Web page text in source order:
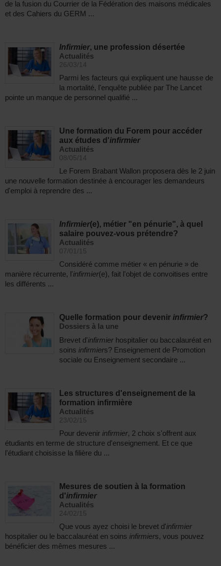
de la fusion du Courrier de la Fédération des maisons médicales
et des Cahiers du GERM ...
Infirmier, une profession désertée
Actualités
26/03/14
Parmi les facteurs qui expliquent une hausse de
la mortalité, l'enquête publiée par The Lancet
pointe un manque de personnel qualifié ...
Une formation du Forem pour accéder
aux études d'infirmier
Actualités
08/05/14
Le Forem Brabant Wallon proposera dès le 2 juin
une nouvelle formation destinée à encourager les demandeurs
d'emploi à reprendre des ...
Infirmier(e), métier "en pénurie", à quel
salaire pouvez-vous prétendre?
Actualités
07/01/15
Considéré comme métier « en pénurie » de
manière récurrente, l'infirmier(e), fait l'objet de convoitises entre
les différents ...
Quelle formation pour devenir infirmier?
Dossiers à la une
Brevet d'infirmier hospitalier ou baccalauréat en
soins infirmiers? Enseignement de Promotion
sociale ou Enseignement secondaire ...
Les structures d'enseignement de la
formation infirmière
Actualités
23/02/15
Pour devenir infirmier, 2 choix s'offrent aux
étudiants en terme de structure d'enseignement. Et ce que
l'étudiant choisisse la filière du ...
Mesures de soutien à la formation
d'infirmier
Actualités
24/02/15
Que vous ayez choisi le brevet d'infirmier
hospitalier ou le baccalauréat en soins infirmiers, vous pouvez
bénéficier des mêmes mesures ...